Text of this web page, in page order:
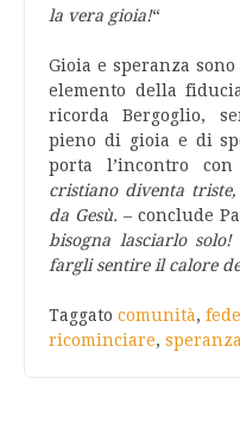
la vera gioia!“
Gioia e speranza
elemento della
ricorda Bergoglio,
pieno di gioia e di
porta l’incontro
cristiano diventa
da Gesù. – conclude
bisogna lasciarlo
fargli sentire il calore
Taggato comunità,
ricominciare, speranza